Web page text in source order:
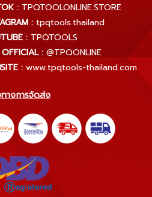
: TPQTOOLONLINE.STORE
: tpqtools.thailand
: TPQTOOLS
OFFICIAL : @TPQONLINE
: www.tpqtools-thailand.com
างการจัดส่ง